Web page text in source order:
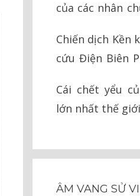
của các nhân
Chiến dịch Kền
cứu Điện Biên
Cái chết yểu
lớn nhất thế
ÂM VANG SỬ